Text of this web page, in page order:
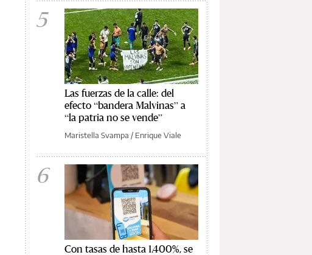
5
Las fuerzas de la calle: del
efecto “bandera Malvinas” a
“la patria no se vende”
Maristella Svampa / Enrique Viale
6
Con tasas de hasta 1.400%, se